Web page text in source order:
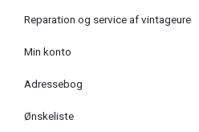
Reparation og service af vintageure
Min konto
Adressebog
Ønskeliste